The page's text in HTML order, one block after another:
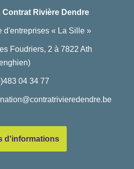
Contrat Rivière Dendre
d'entreprises « La Sille »
Foudriers, 2 à 7822 Ath
04 34 77
d'informations